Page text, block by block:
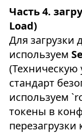
Часть 4.
Load)
Для
используем
(Техническую
стандарт
используем
токены в